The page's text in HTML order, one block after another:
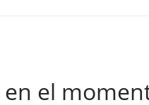
en el